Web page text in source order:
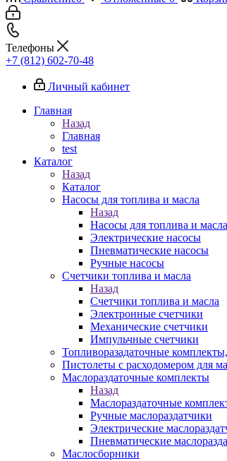
Телефоны
+7 (812) 602-70-48
Личный кабинет
Главная
Назад
Главная
test
Каталог
Назад
Каталог
Насосы для топлива и масла
Назад
Насосы для топлива и масла
Электрические насосы
Пневматические насосы
Ручные насосы
Счетчики топлива и масла
Назад
Счетчики топлива и масла
Электронные счетчики
Механические счетчики
Импульчные счетчики
Топливоразадаточные
Пистолеты с расходомером для
Маслораздаточные комплекты
Назад
Маслораздаточные
Ручные маслораздатчики
Электрические
Пневматические
Маслосборники